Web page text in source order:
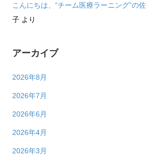
こんにちは、“チーム医療ラーニング”の
子 より
アーカイブ
2026年8月
2026年7月
2026年6月
2026年4月
2026年3月